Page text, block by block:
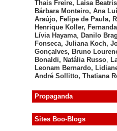
Thais Freire, Laisa
Bárbara Monteiro, Ana
Araújo, Felipe de Paula,
Henrique Koller,
Lívia Hayama, Danilo
Fonseca, Juliana Koch,
Gonçalves, Bruno
Bonaldi, Natália Russo,
Leonam Bernardo,
André Sollitto, Thatiana
Propaganda
Sites Boo-Blogs